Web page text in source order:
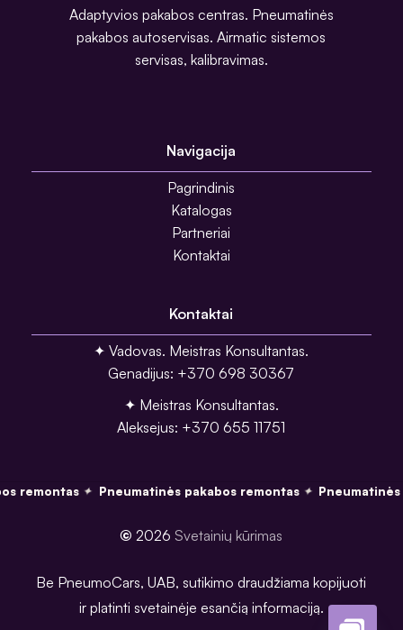
Adaptyvios pakabos centras. Pneumatinės
pakabos autoservisas. Airmatic sistemos
servisas, kalibravimas.
Navigacija
Pagrindinis
Katalogas
Partneriai
Kontaktai
Kontaktai
✦ Vadovas. Meistras Konsultantas.
Genadijus: +370 698 30367
✦ Meistras Konsultantas.
Aleksejus: +370 655 11751
remontas ✦ Pneumatinės pakabos remontas ✦ Pneumatinės
©2026 Svetainių kūrimas
Be PneumoCars, UAB, sutikimo draudžiama kopijuoti
ir platinti svetainėje esančią informaciją.